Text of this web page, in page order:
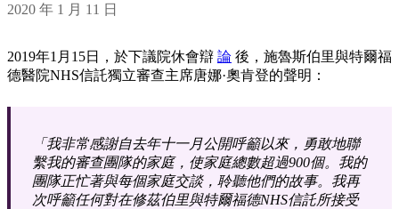
2020 年 1 月 11 日
2019年1月15日，於下議院休會辯 論 後，施魯斯伯里與特爾福
德醫院NHS信託獨立審查主席唐娜·奧肯登的聲明：
「我非常感謝自去年十一月公開呼籲以來，勇敢地聯
繫我的審查團隊的家庭，使家庭總數超過900個。我的
團隊正忙著與每個家庭交談，聆聽他們的故事。我再
次呼籲任何對在修茲伯里與特爾福德NHS信託所接受